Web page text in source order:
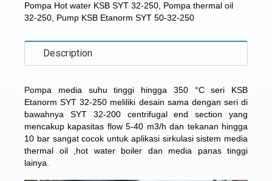
Pompa Hot water KSB SYT 32-250 Pompa thermal oil
32-250 Pump KSB Etanorm SYT 50-32-250
Description
Pompa media suhu tinggi hingga 350 °C seri KSB
Etanorm SYT 32-250 meliliki desain sama dengan seri di
bawahnya SYT 32-200 centrifugal end section yang
mencakup kapasitas flow 5-40 m3/h dan tekanan hingga
10 bar sangat cocok untuk aplikasi sirkulasi sistem media
thermal oil ,hot water boiler dan media panas tinggi
lainya.